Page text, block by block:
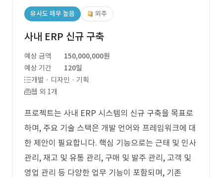
유사도 매우 높음 외주
사내 ERP 신규 구축
예상 금액
150,000,000원
예상 기간
120일
개발 · 디자인 · 기획
웹 외 1개
프로젝트는 사내 ERP 시스템의 신규 구축을 목표로
하며, 주요 기술 스택은 개발 언어와 프레임워크에 대
한 제안이 필요합니다. 핵심 기능으로는 근태 및 인사
관리, 재고 및 유통 관리, 구매 및 발주 관리, 고객 및
영업 관리 등 다양한 업무 기능이 포함되며, 기존